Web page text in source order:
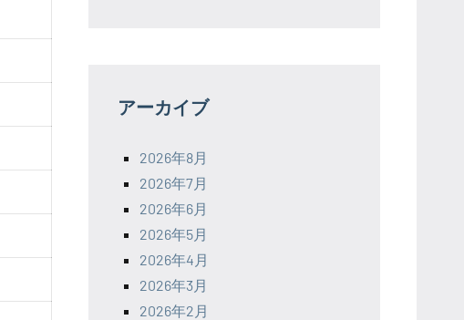
アーカイブ
2026年8月
2026年7月
2026年6月
2026年5月
2026年4月
2026年3月
2026年2月